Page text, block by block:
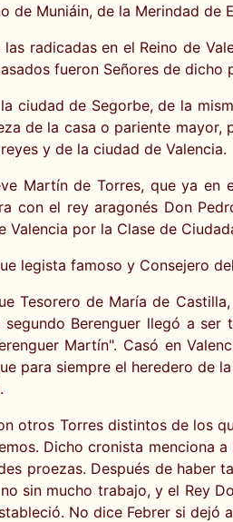
de Muniáin, de la Merindad de
radicadas en el Reino de
fueron Señores de
ciudad de Segorbe, de la
de la casa o pariente
y de la ciudad de Valencia.
Martín de Torres, que ya en
con el rey aragonés Don
Valencia por la Clase de
legista famoso y Consejero
Tesorero de María de
segundo Berenguer llegó a
Martín". Casó en
para siempre el heredero de
otros Torres distintos de los
Dicho cronista menciona
proezas. Después de haber
sin mucho trabajo, y el Rey
No dice Febrer si